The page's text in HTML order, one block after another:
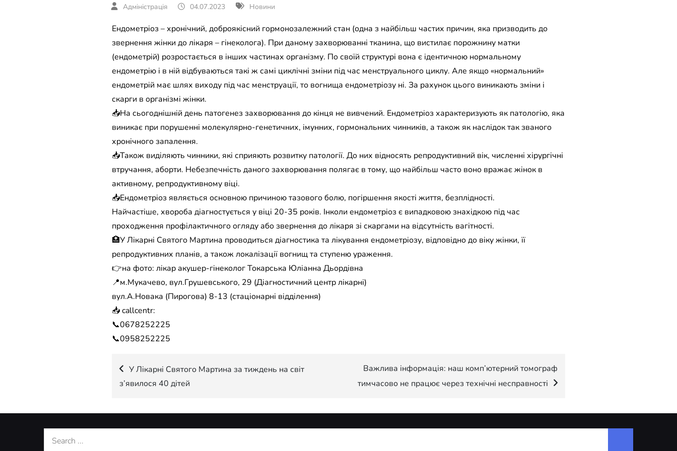
04.07.2023 Новини
Ендометріоз – хронічний, доброякісний гормонозалежний стан (одна з найбільш частих причин, яка призводить до
звернення жінки до лікаря – гінеколога). При даному захворюванні тканина, що вистилає порожнину матки
(ендометрій) розростається в інших частинах організму. По своїй структурі вона є ідентичною нормальному
ендометрію і в ній відбуваються такі ж самі циклічні зміни під час менструального циклу. Але якщо «нормальний»
ендометрій має шлях виходу під час менструації, то вогнища ендометріозу ні. За рахунок цього виникають зміни і
скарги в організмі жінки.
📥На сьогоднішній день патогенез захворювання до кінця не вивчений. Ендометріоз характеризують як патологію, яка
виникає при порушенні молекулярно-генетичних, імунних, гормональних чинників, а також як наслідок так званого
хронічного запалення.
📥Також виділяють чинники, які сприяють розвитку патології. До них відносять репродуктивний вік, численні хірургічні
втручання, аборти. Небезпечність даного захворювання полягає в тому, що найбільш часто воно вражає жінок в
активному, репродуктивному віці.
📥Ендометріоз являється основною причиною тазового болю, погіршення якості життя, безплідності.
Найчастіше, хвороба діагностується у віці 20-35 років. Інколи ендометріоз є випадковою знахідкою під час
проходження профілактичного огляду або звернення до лікаря зі скаргами на відсутність вагітності.
🏥У Лікарні Святого Мартина проводиться діагностика та лікування ендометріозу, відповідно до віку жінки, її
репродуктивних планів, а також локалізації вогнищ та ступеню ураження.
👉на фото: лікар акушер-гінеколог Токарська Юліанна Дьордівна
📍м.Мукачево, вул.Грушевського, 29 (Діагностичний центр лікарні)
вул.А.Новака (Пирогова) 8-13 (стаціонарні відділення)
📥 callcentr:
📞0678252225
📞0958252225
Навігація
У Лікарні Святого Мартина за тиждень на світ
з’явилося 40 дітей
Важлива інформація: наш комп’ютерний томограф
тимчасово не працює через технічні несправності
Search